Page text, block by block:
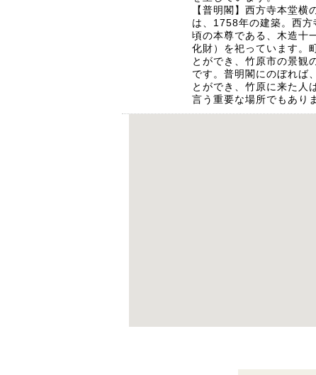
【普明閣】西方寺本堂横
は、1758年の建築。西
頃の本尊である、木造十
化財）を祀っています。
とができ、竹原市の景観
です。普明閣にのぼれば
とができ、竹原に来た人
言う重要な場所でもあり